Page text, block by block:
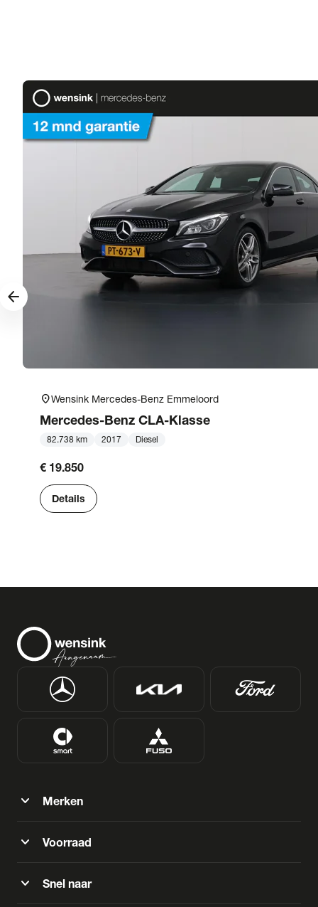
location_onWensink Mercedes-Benz Emmeloord
Mercedes-Benz CLA-Klasse
82.738 km 2017 Diesel
€ 19.850
Details
arrow_forward
expand_more Merken
expand_more Voorraad
expand_more Snel naar